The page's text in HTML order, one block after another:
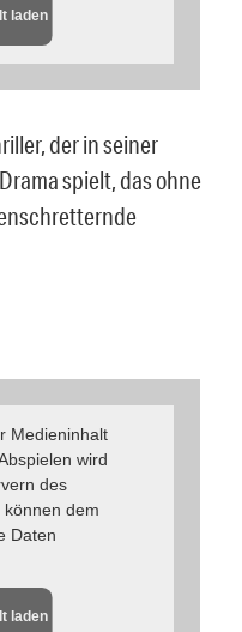
laden
der in seiner
spielt, das ohne
Medieninhalt
wird
des
dem
Daten
laden